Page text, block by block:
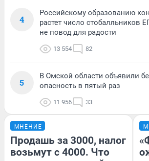
4
Российскому образованию
растет число стобалльников
не повод для радости
13 554 82
5
В Омской области объявили
опасность в пятый раз
11 956 33
МНЕНИЕ
Продашь за 3000, налог
возьмут с 4000. Что